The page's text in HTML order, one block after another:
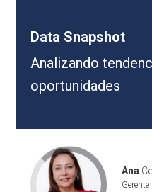
Data Snapshot
Analizando
oportunidades
Ana
Gerente